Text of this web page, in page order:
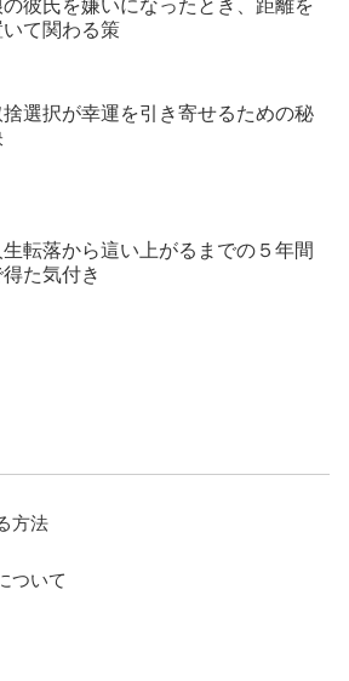
の彼氏を嫌いになったとき、距離を
いて関わる策
捨選択が幸運を引き寄せるための秘
生転落から這い上がるまでの５年間
得た気付き
方法
ついて